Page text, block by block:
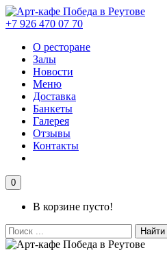
+7 926 470 07 70
О ресторане
Залы
Новости
Меню
Доставка
Банкеты
Галерея
Отзывы
Контакты
0
В корзине пусто!
Найти